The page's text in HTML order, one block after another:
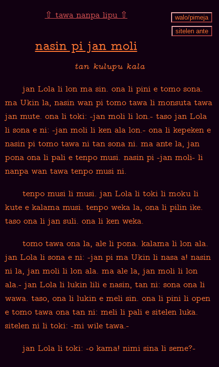
walo/pimeja
sitelen ante
⇧ tawa nanpa lipu ⇧
nasin pi jan moli
tan kulupu kala
jan Lola li lon ma sin. ona li pini e tomo sona.
ma Ukin la, nasin wan pi tomo tawa li monsuta tawa
jan mute. ona li toki: -jan moli li lon.- taso jan Lola
li sona e ni: -jan moli li ken ala lon.- ona li kepeken e
nasin pi tomo tawa ni tan sona ni. ma ante la, jan
pona ona li pali e tenpo musi. nasin pi -jan moli- li
nanpa wan tawa tenpo musi ni.
tenpo musi li musi. jan Lola li toki li moku li
kute e kalama musi. tenpo weka la, ona li pilin ike.
taso ona li jan suli. ona li ken weka.
tomo tawa ona la, ale li pona. kalama li lon ala.
jan Lola li sona e ni: -jan pi ma Ukin li nasa a! nasin
ni la, jan moli li lon ala. ma ale la, jan moli li lon
ala.- jan Lola li lukin lili e nasin, tan ni: sona ona li
wawa. taso, ona li lukin e meli sin. ona li pini li open
e tomo tawa ona tan ni: meli li pali e sitelen luka.
sitelen ni li toki: -mi wile tawa.-
jan Lola li toki: -o kama! nimi sina li seme?-